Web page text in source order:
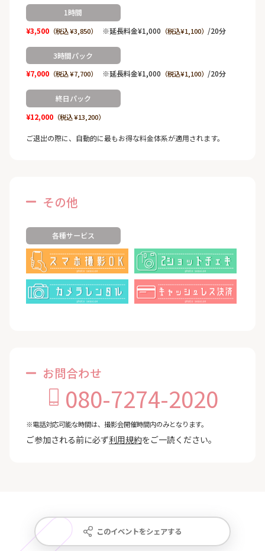
1時間
¥3,500（税込 ¥3,850） ※延長料金¥1,000 （税込¥1,100） /20分
3時間パック
¥7,000（税込 ¥7,700） ※延長料金¥1,000 （税込¥1,100） /20分
終日パック
¥12,000（税込 ¥13,200）
ご退出の際に、自動的に最もお得な料金体系が適用されます。
その他
各種サービス
お問合わせ
080-7274-2020
※電話対応可能な時間は、撮影会開催時間内のみとなります。
ご参加される前に必ず利用規約をご一読ください。
このイベントをシェアする